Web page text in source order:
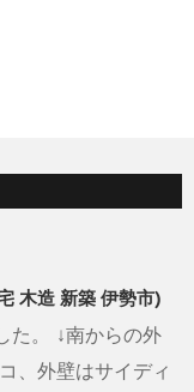
木造 新築 伊勢市)
た。 ↓南からの外
、外壁はサイディ